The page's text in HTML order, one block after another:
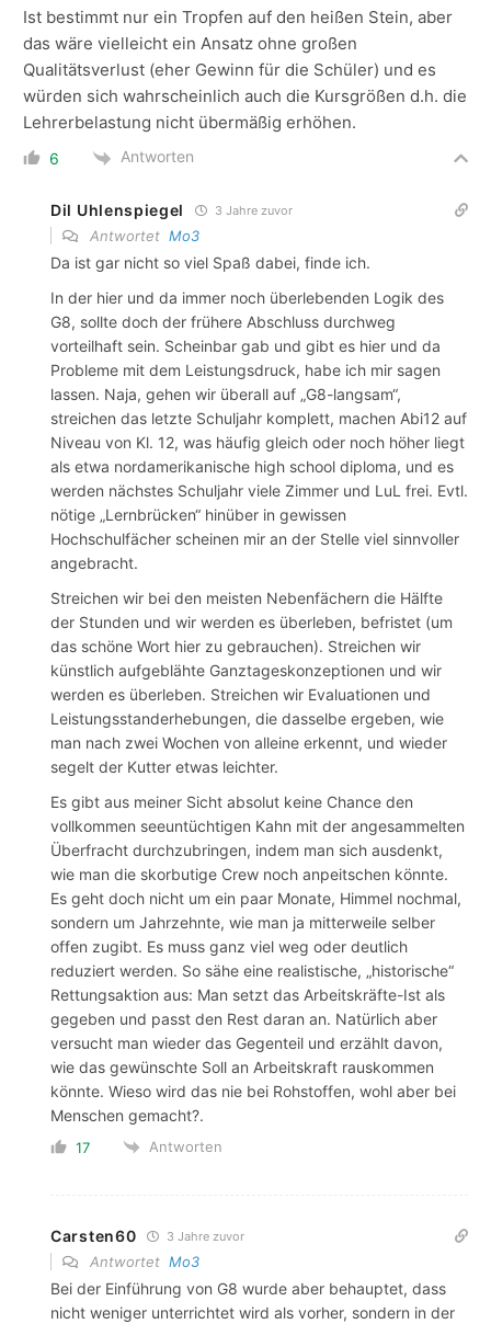
Ist bestimmt nur ein Tropfen auf den heißen Stein, aber
das wäre vielleicht ein Ansatz ohne großen
Qualitätsverlust (eher Gewinn für die Schüler) und es
würden sich wahrscheinlich auch die Kursgrößen d.h. die
Lehrerbelastung nicht übermäßig erhöhen.
6 Antworten
Dil Uhlenspiegel 3 Jahre zuvor
Antwortet Mo3
Da ist gar nicht so viel Spaß dabei, finde ich.
In der hier und da immer noch überlebenden Logik des
G8, sollte doch der frühere Abschluss durchweg
vorteilhaft sein. Scheinbar gab und gibt es hier und da
Probleme mit dem Leistungsdruck, habe ich mir sagen
lassen. Naja, gehen wir überall auf „G8-langsam“,
streichen das letzte Schuljahr komplett, machen Abi12 auf
Niveau von Kl. 12, was häufig gleich oder noch höher liegt
als etwa nordamerikanische high school diploma, und es
werden nächstes Schuljahr viele Zimmer und LuL frei. Evtl.
nötige „Lernbrücken“ hinüber in gewissen
Hochschulfächer scheinen mir an der Stelle viel sinnvoller
angebracht.
Streichen wir bei den meisten Nebenfächern die Hälfte
der Stunden und wir werden es überleben, befristet (um
das schöne Wort hier zu gebrauchen). Streichen wir
künstlich aufgeblähte Ganztageskonzeptionen und wir
werden es überleben. Streichen wir Evaluationen und
Leistungsstanderhebungen, die dasselbe ergeben, wie
man nach zwei Wochen von alleine erkennt, und wieder
segelt der Kutter etwas leichter.
Es gibt aus meiner Sicht absolut keine Chance den
vollkommen seeuntüchtigen Kahn mit der angesammelten
Überfracht durchzubringen, indem man sich ausdenkt,
wie man die skorbutige Crew noch anpeitschen könnte.
Es geht doch nicht um ein paar Monate, Himmel nochmal,
sondern um Jahrzehnte, wie man ja mitterweile selber
offen zugibt. Es muss ganz viel weg oder deutlich
reduziert werden. So sähe eine realistische, „historische“
Rettungsaktion aus: Man setzt das Arbeitskräfte-Ist als
gegeben und passt den Rest daran an. Natürlich aber
versucht man wieder das Gegenteil und erzählt davon,
wie das gewünschte Soll an Arbeitskraft rauskommen
könnte. Wieso wird das nie bei Rohstoffen, wohl aber bei
Menschen gemacht?.
17 Antworten
Carsten60 3 Jahre zuvor
Antwortet Mo3
Bei der Einführung von G8 wurde aber behauptet, dass
nicht weniger unterrichtet wird als vorher, sondern in der